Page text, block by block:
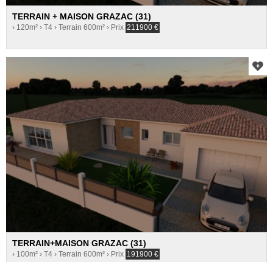
TERRAIN + MAISON GRAZAC (31)
› 120m² › T4 › Terrain 600m² › Prix 211900 €
TERRAIN+MAISON GRAZAC (31)
› 100m² › T4 › Terrain 600m² › Prix 191900 €